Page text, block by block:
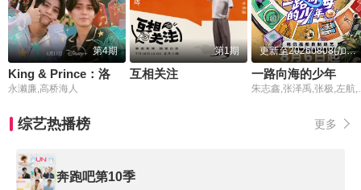
第4期
永濑廉,高桥海人
第1期
互相关注
更新至20260808(加更第1期)
一路向海的少年
朱志鑫,
综艺热播榜 更多
奔跑吧第10季